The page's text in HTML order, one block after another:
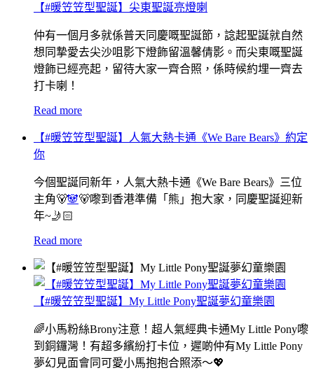
【#暖笠笠型聖誕】尖東聖誕亮燈喇
仲有一個月多就係普天同慶嘅聖誕節，諗起聖誕就自然
想同摯愛去尖沙咀影下燈飾留溫馨倩影。而尖東嘅聖誕
燈飾已經亮起，留待大家一齊合照，係時候約埋一齊去
打卡喇！
Read more
【#暖笠笠型聖誕】人氣大熱卡通《We Bare Bears》約定
你
今個聖誕同新年，人氣大熱卡通《We Bare Bears》三位
主角🐻🐼🐻嚟到香港準備「熊」抱大家，同慶聖誕迎新
年~🤳🏻
Read more
【#暖笠笠型聖誕】My Little Pony聖誕夢幻童樂園
🌈小馬粉絲Brony注意！超人氣經典卡通My Little Pony嚟
到銅鑼灣！有超多繽紛打卡位，遲啲仲有My Little Pony
夢幻見面會同可愛小馬抱抱合照添～💖